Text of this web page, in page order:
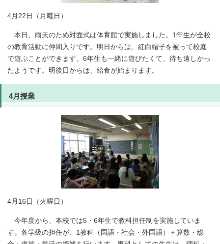
4月22日（月曜日）
本日、雨天のため対面式は体育館で実施しました。1年生が全校
の教育活動に仲間入りです。明日からは、紅白帽子を被って校庭
で遊ぶことができます。6年生も一緒に遊びたくて、待ち遠しかっ
たようです。明後日からは、給食が始まります。
4月授業
4月16日（火曜日）
今年度から、本校では5・6年生で教科担任制を実施していま
す。各学級の担任が、1教科（国語・社会・外国語）＋算数・総